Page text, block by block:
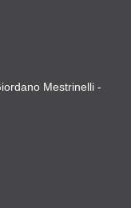
Mestrinelli -